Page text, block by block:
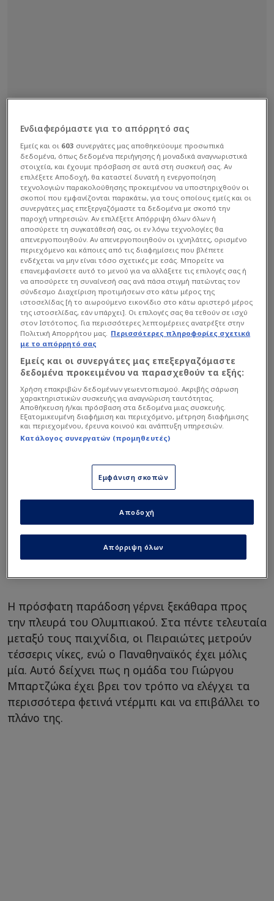
Οι «ερυθρόλευκοι» έκαναν το πρώτο βήμα στη
σειρά, παίρνοντας τη νίκη στον πρώτο τελικό,
και πλέον πηγαίνουν στην έδρα του
Παναθηναϊκού με στόχο να διπλασιάσουν τα
θετικά αποτελέσματα. Από την άλλη, οι
«πράσινοι» καλούνται να βγάλουν αντίδραση
μπροστά στο κοινό τους, καθώς γνωρίζουν πως
δύσκολη στη συνέχεια.
Διαβάστε επίσης...
Παναθηναϊκός –
Ολυμπιακός Στοίχημα:
Τώρα θα τα βάλει για το 2.05
Η πρόσφατη παράδοση γέρνει ξεκάθαρα προς
την πλευρά του Ολυμπιακού. Στα πέντε τελευταία
μεταξύ τους παιχνίδια, οι Πειραιώτες μετρούν
τέσσερις νίκες, ενώ ο Παναθηναϊκός έχει μόλις
μία. Αυτό δείχνει πως η ομάδα του Γιώργου
Μπαρτζώκα έχει βρει τον τρόπο να ελέγχει τα
περισσότερα φετινά ντέρμπι και να επιβάλλει το
πλάνο της.
Ενδιαφερόμαστε για το απόρρητό σας
Εμείς και οι 603 συνεργάτες μας αποθηκεύουμε προσωπικά
δεδομένα, όπως δεδομένα περιήγησης ή μοναδικά αναγνωριστικά
στοιχεία, και έχουμε πρόσβαση σε αυτά στη συσκευή σας. Αν
επιλέξετε Αποδοχή, θα καταστεί δυνατή η ενεργοποίηση
τεχνολογιών παρακολούθησης προκειμένου να υποστηριχθούν οι
σκοποί που εμφανίζονται παρακάτω, για τους οποίους εμείς και οι
συνεργάτες μας επεξεργαζόμαστε τα δεδομένα με σκοπό την
παροχή υπηρεσιών. Αν επιλέξετε Απόρριψη όλων όλων ή
αποσύρετε τη συγκατάθεσή σας, οι εν λόγω τεχνολογίες θα
απενεργοποιηθούν. Αν απενεργοποιηθούν οι ιχνηλάτες, ορισμένο
περιεχόμενο και κάποιες από τις διαφημίσεις που βλέπετε
ενδέχεται να μην είναι τόσο σχετικές με εσάς. Μπορείτε να
επανεμφανίσετε αυτό το μενού για να αλλάξετε τις επιλογές σας ή
να αποσύρετε τη συναίνεσή σας ανά πάσα στιγμή πατώντας τον
σύνδεσμο Διαχείριση προτιμήσεων στο κάτω μέρος της
ιστοσελίδας [ή το αιωρούμενο εικονίδιο στο κάτω αριστερό μέρος
της ιστοσελίδας, εάν υπάρχει]. Οι επιλογές σας θα τεθούν σε ισχύ
στον Ιστότοπος. Για περισσότερες λεπτομέρειες ανατρέξτε στην
Πολιτική Απορρήτου μας. Περισσότερες πληροφορίες σχετικά
με το απόρρητό σας
Εμείς και οι συνεργάτες μας επεξεργαζόμαστε
δεδομένα προκειμένου να παρασχεθούν τα εξής:
Χρήση επακριβών δεδομένων γεωεντοπισμού. Ακριβής σάρωση
χαρακτηριστικών συσκευής για αναγνώριση ταυτότητας.
Αποθήκευση ή/και πρόσβαση στα δεδομένα μιας συσκευής.
Εξατομικευμένη διαφήμιση και περιεχόμενο, μέτρηση διαφήμισης
και περιεχομένου, έρευνα κοινού και ανάπτυξη υπηρεσιών.
Κατάλογος συνεργατών (προμηθευτές)
Εμφάνιση σκοπών
Απόρριψη όλων
Αποδοχή